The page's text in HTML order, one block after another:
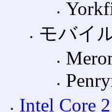
モバイ
Intel Core